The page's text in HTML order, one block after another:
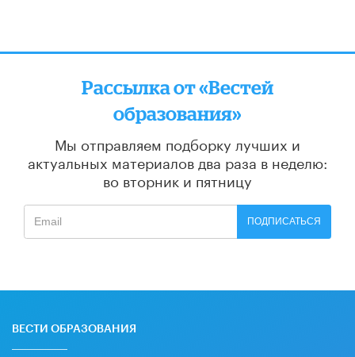
Рассылка от «Вестей
образования»
Мы отправляем подборку лучших и
актуальных материалов два раза в неделю:
во вторник и пятницу
ПОДПИСАТЬСЯ
ВЕСТИ ОБРАЗОВАНИЯ